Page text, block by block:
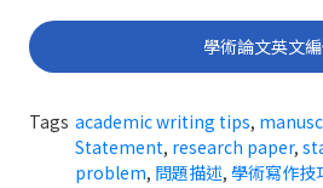
學術論文英文
Tags academic writing tips,
Statement, research paper,
problem, 問題描述, 學術寫作技